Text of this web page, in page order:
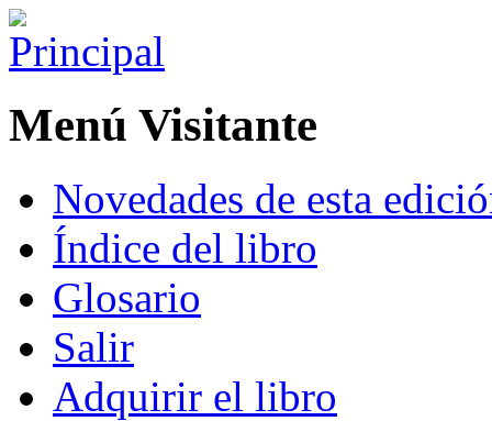
Menú Visitante
Novedades de esta
Índice del libro
Glosario
Salir
Adquirir el libro